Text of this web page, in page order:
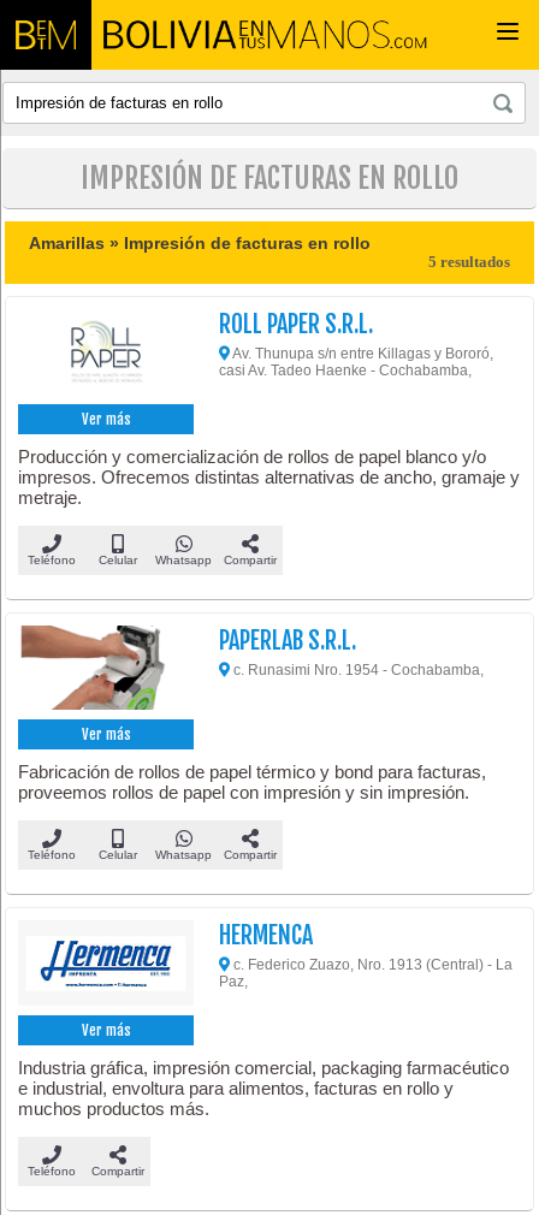
IMPRESIÓN DE FACTURAS EN ROLLO
Amarillas » Impresión de facturas en rollo
5 resultados
Ver más
ROLL PAPER S.R.L.
Av. Thunupa s/n entre Killagas y Bororó,
casi Av. Tadeo Haenke - Cochabamba,
Producción y comercialización de rollos de papel blanco y/o
impresos. Ofrecemos distintas alternativas de ancho, gramaje y
metraje.
Teléfono Celular Whatsapp Compartir
Ver más
PAPERLAB S.R.L.
c. Runasimi Nro. 1954 - Cochabamba,
Fabricación de rollos de papel térmico y bond para facturas,
proveemos rollos de papel con impresión y sin impresión.
Teléfono Celular Whatsapp Compartir
Ver más
HERMENCA
c. Federico Zuazo, Nro. 1913 (Central) - La
Paz,
Industria gráfica, impresión comercial, packaging farmacéutico
e industrial, envoltura para alimentos, facturas en rollo y
muchos productos más.
Teléfono Compartir